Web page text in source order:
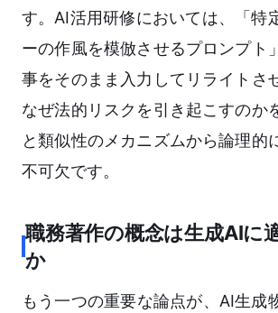
す。AI活用研修においては、「特
ーの作風を模倣させるプロンプト
事をそのまま入力してリライトさ
なぜ法的リスクを引き起こすのか
と類似性のメカニズムから論理的
不可欠です。
職務著作の概念は生成AIに
か
もう一つの重要な論点が、AI生成